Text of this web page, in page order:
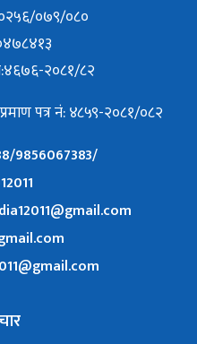
०७९/०८०
२०८१/८२
पत्र नं: ४८५९-२०८१/०८२
9856067383/